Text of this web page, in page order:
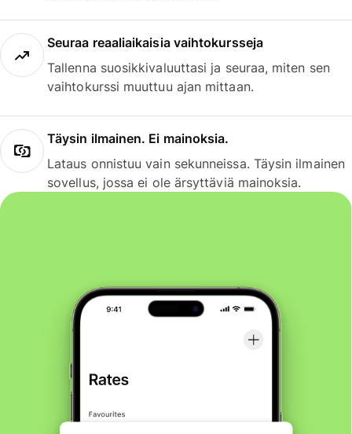
Seuraa reaaliaikaisia vaihtokursseja
Tallenna suosikkivaluuttasi ja seuraa, miten sen
vaihtokurssi muuttuu ajan mittaan.
Täysin ilmainen. Ei mainoksia.
Lataus onnistuu vain sekunneissa. Täysin ilmainen
sovellus, jossa ei ole ärsyttäviä mainoksia.